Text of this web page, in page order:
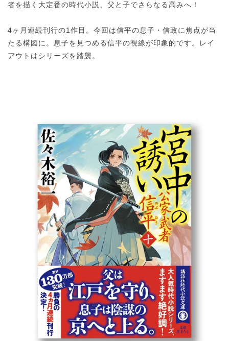
者を描く大定番の時代小説、父と子でさらなる高みへ！
4ヶ月連続刊行の1作目。今回は信平の息子・信政に焦点が当
たる構図に。息子を見つめる信平の視線が印象的です。レイ
アウトはシリーズを踏襲。